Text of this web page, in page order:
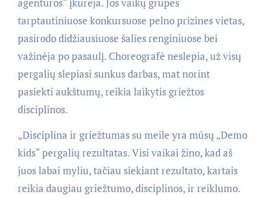
tarptautiniuose konkursuose pelno prizines vietas,
pasirodo didžiausiuose šalies renginiuose bei
važinėja po pasaulį. Choreografė neslepia, už visų
pergalių slepiasi sunkus darbas, mat norint
pasiekti aukštumų, reikia laikytis griežtos
disciplinos.
„Disciplina ir griežtumas su meile yra mūsų „Demo
kids“ pergalių rezultatas. Visi vaikai žino, kad aš
juos labai myliu, tačiau siekiant rezultato, kartais
reikia daugiau griežtumo, disciplinos, ir reiklumo.